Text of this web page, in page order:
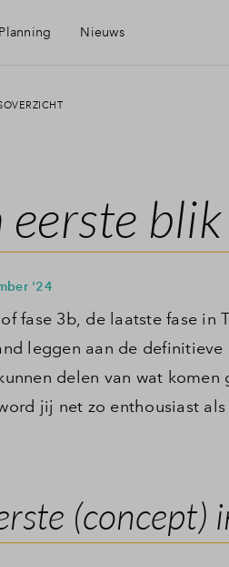
Planning Nieuws
eerste
'24
fase 3b, de laatste fase in
leggen aan de
delen van wat komen
jij net zo enthousiast
(concept)